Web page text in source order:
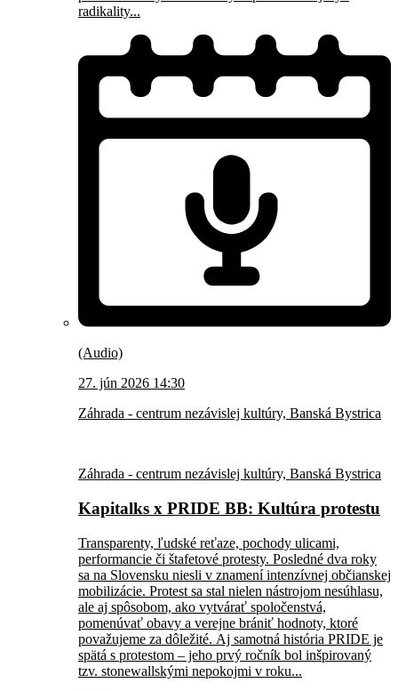
radikality...
(Audio)
27. jún 2026 14:30
Záhrada - centrum nezávislej kultúry, Banská Bystrica
Záhrada - centrum nezávislej kultúry, Banská Bystrica
Kapitalks x PRIDE BB: Kultúra protestu
Transparenty, ľudské reťaze, pochody ulicami,
performancie či štafetové protesty. Posledné dva roky
sa na Slovensku niesli v znamení intenzívnej občianskej
mobilizácie. Protest sa stal nielen nástrojom nesúhlasu,
ale aj spôsobom, ako vytvárať spoločenstvá,
pomenúvať obavy a verejne brániť hodnoty, ktoré
považujeme za dôležité. Aj samotná história PRIDE je
spätá s protestom – jeho prvý ročník bol inšpirovaný
tzv. stonewallskými nepokojmi v roku...